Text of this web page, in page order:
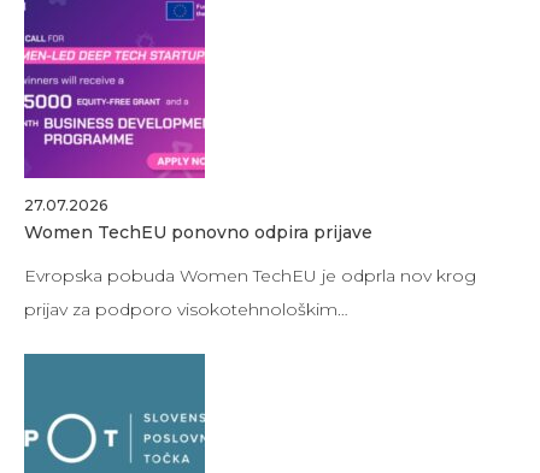
27.07.2026
Women TechEU ponovno odpira prijave
Evropska pobuda Women TechEU je odprla nov krog
prijav za podporo visokotehnološkim…